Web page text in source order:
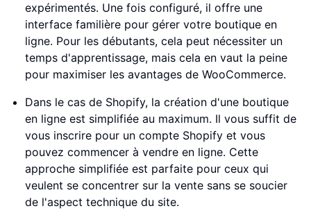
expérimentés. Une fois configuré, il offre une
interface familière pour gérer votre boutique en
ligne. Pour les débutants, cela peut nécessiter un
temps d'apprentissage, mais cela en vaut la peine
pour maximiser les avantages de WooCommerce.
Dans le cas de Shopify, la création d'une boutique
en ligne est simplifiée au maximum. Il vous suffit de
vous inscrire pour un compte Shopify et vous
pouvez commencer à vendre en ligne. Cette
approche simplifiée est parfaite pour ceux qui
veulent se concentrer sur la vente sans se soucier
de l'aspect technique du site.